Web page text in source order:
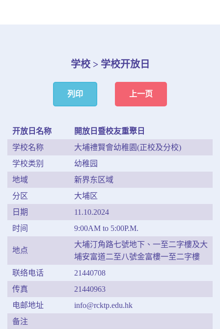
学校 > 学校开放日
列印 上一页
开放日名称
開放日暨校友重聚日
学校名称
大埔禮賢會幼稚園(正校及分校)
学校类别
幼稚园
地域
新界东区域
分区
大埔区
日期
11.10.2024
时间
9:00AM to 5:00P.M.
地点
大埔汀角路七號地下、一至二字樓及大
埔安富道二至八號金富樓一至二字樓
联络电话
21440708
传真
21440963
电邮地址
info@rcktp.edu.hk
备注